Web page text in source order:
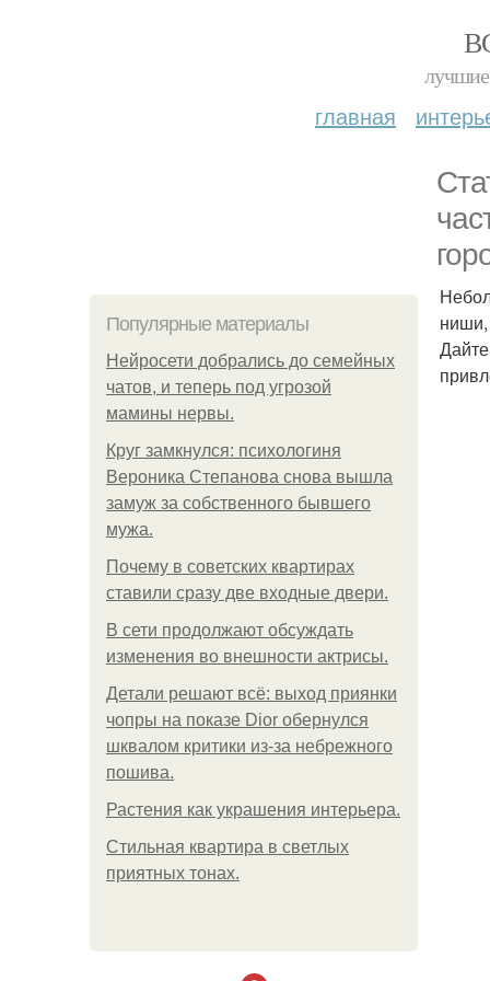
лучшие
главная
Популярные материалы
Нейросети добрались до семейных
чатов, и теперь под угрозой
мамины нервы.
Круг замкнулся: психологиня
Вероника Степанова снова вышла
замуж за собственного бывшего
мужа.
Почему в советских квартирах
ставили сразу две входные двери.
В сети продолжают обсуждать
изменения во внешности актрисы.
Детали решают всё: выход приянки
чопры на показе Dior обернулся
шквалом критики из-за небрежного
пошива.
Растения как украшения интерьера.
Стильная квартира в светлых
приятных тонах.
ниши,